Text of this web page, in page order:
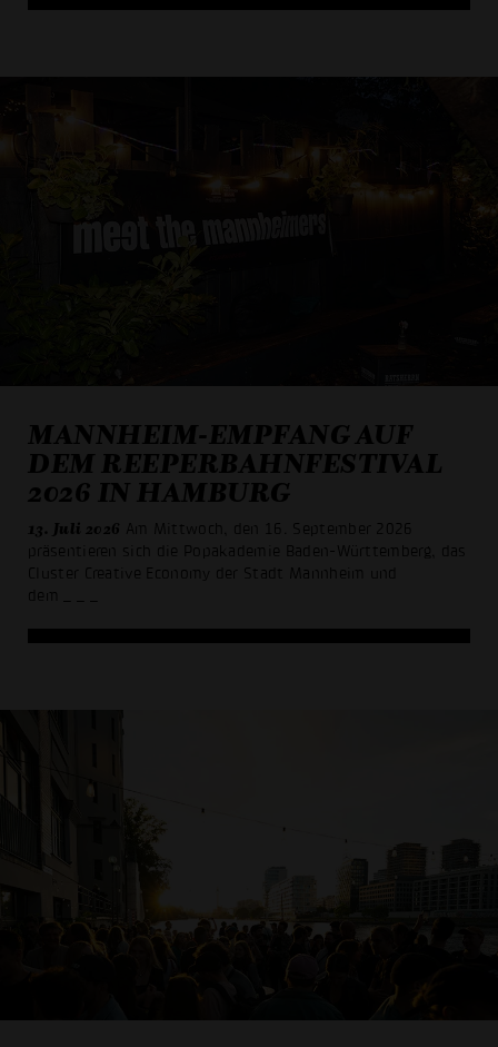
MANNHEIM-EMPFANG AUF
DEM REEPERBAHNFESTIVAL
2026 IN HAMBURG
13. Juli 2026 Am Mittwoch, den 16. September 2026
präsentieren sich die Popakademie Baden-Württemberg, das
Cluster Creative Economy der Stadt Mannheim und
dem